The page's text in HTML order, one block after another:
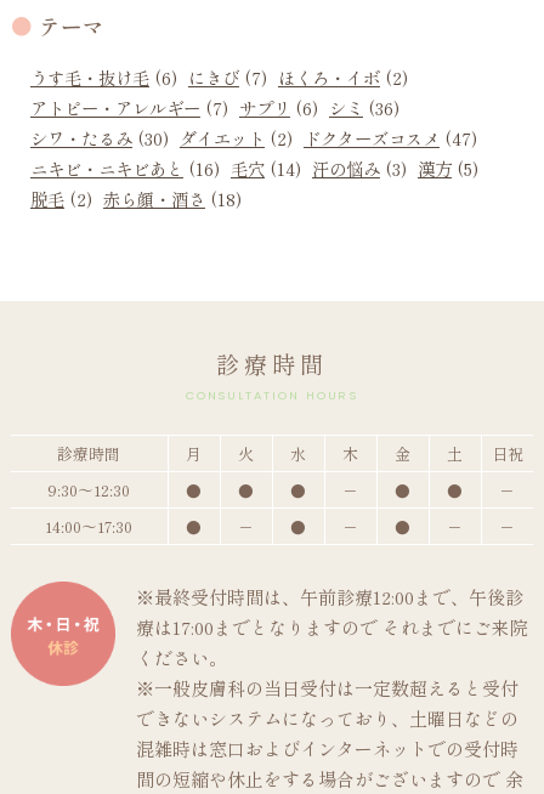
テーマ
うす毛・抜け毛 (6) にきび (7) ほくろ・イボ (2)
アトピー・アレルギー (7) サプリ (6) シミ (36)
シワ・たるみ (30) ダイエット (2) ドクターズコスメ (47)
ニキビ・ニキビあと (16) 毛穴 (14) 汗の悩み (3) 漢方 (5)
脱毛 (2) 赤ら顔・酒さ (18)
診療時間
CONSULTATION HOURS
診療時間 月 火 水 木 金 土
日祝
9:30～12:30
● ● ● － ● ●
－
14:00～17:30
● － ● － ● － －
※最終受付時間は、午前診療12:00まで、午後診
療は17:00までとなりますので それまでにご来院
ください。
※一般皮膚科の当日受付は一定数超えると受付
できないシステムになっており、土曜日などの
混雑時は窓口およびインターネットでの受付時
間の短縮や休止をする場合がございますので 余